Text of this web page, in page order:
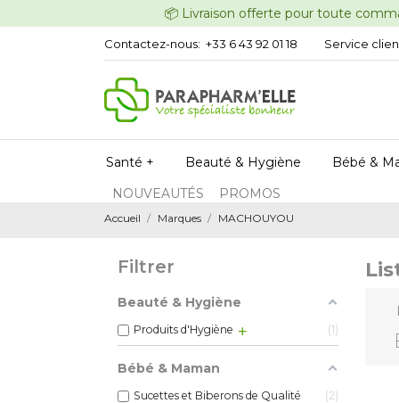
📦 Livraison offerte pour
Contactez-nous: +33 6 43 92 01 18 Service
Santé + Beauté & Hygiène
Bébé &
NOUVEAUTÉS
PROMOS
Accueil Marques MACHOUYOU
Filtrer
Beauté & Hygiène
Produits d'Hygiène 1
Bébé & Maman
Sucettes et Biberons de Qualité 2